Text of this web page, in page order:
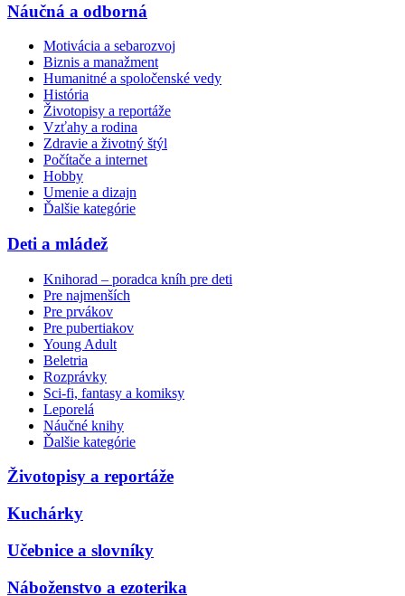
Náučná a odborná
Motivácia a sebarozvoj
Biznis a manažment
Humanitné a spoločenské vedy
História
Životopisy a reportáže
Vzťahy a rodina
Zdravie a životný štýl
Počítače a internet
Hobby
Umenie a dizajn
Ďalšie kategórie
Deti a mládež
Knihorad – poradca kníh pre deti
Pre najmenších
Pre prvákov
Pre pubertiakov
Young Adult
Beletria
Rozprávky
Sci-fi, fantasy a komiksy
Leporelá
Náučné knihy
Ďalšie kategórie
Životopisy a reportáže
Kuchárky
Učebnice a slovníky
Náboženstvo a ezoterika